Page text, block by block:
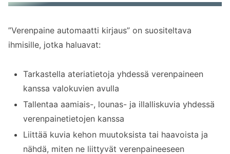
”Verenpaine automaatti kirjaus” on suositeltava
ihmisille, jotka haluavat:
Tarkastella ateriatietoja yhdessä verenpaineen
kanssa valokuvien avulla
Tallentaa aamiais-, lounas- ja illalliskuvia yhdessä
verenpainetietojen kanssa
Liittää kuvia kehon muutoksista tai haavoista ja
nähdä, miten ne liittyvät verenpaineeseen